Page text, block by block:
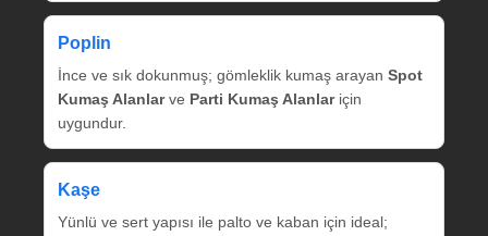
Poplin
İnce ve sık dokunmuş; gömleklik kumaş arayan Spot
Kumaş Alanlarve Parti Kumaş Alanlariçin
uygundur.
Kaşe
Yünlü ve sert yapısı ile palto ve kaban için ideal;